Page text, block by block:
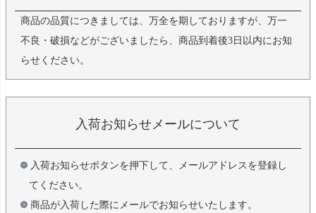
商品の品質につきましては、万全を期しておりますが、万一
不良・破損などがございましたら、商品到着後3日以内にお知
らせください。
入荷お知らせメールについて
入荷お知らせボタンを押下して、メールアドレスを登録し
てください。
商品が入荷した際にメールでお知らせいたします。